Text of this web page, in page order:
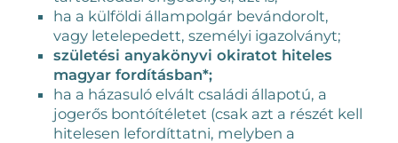
ha a külföldi állampolgár bevándorolt,
vagy letelepedett, személyi igazolványt;
születési anyakönyvi okiratot hiteles
magyar fordításban*;
ha a házasuló elvált családi állapotú, a
jogerős bontóítéletet (csak azt a részét kell
hitelesen lefordíttatni, melyben a